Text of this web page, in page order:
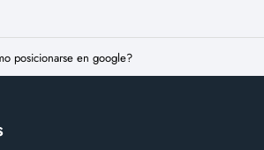
posicionarse en google?